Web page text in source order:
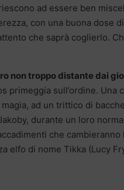
ad essere ben
con una buona dose di
che saprà coglierlo.
non troppo distante dai
primeggia sull’ordine. Una
ad un trittico di
durante un loro
che cambieranno
elfo di nome Tikka (Lucy